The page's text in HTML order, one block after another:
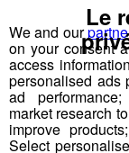
anglaise du
auquel s'ajoute
avec au milieu le
Écoutez
mp3
We and our
on your consent
access
personalised ads
ad
market research
improve
Select
Le